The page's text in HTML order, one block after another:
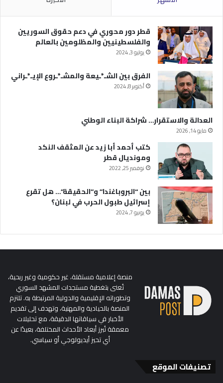
قطر دور محوري في دعم حقوق السوريين
والفلسطينيين والمظلومين بالعالم
يوليو 3, 2024
الفرق بين الشـ*ـيعة والمشـ*ـروع الإيـ*ـراني
أكتوبر 8, 2024
العدالة والاستقرار… شراكة البناء الوطني
مايو 14, 2026
كتب أحمد أبا زيد عن المثقف النكد
ومونديال قطر
نوفمبر 25, 2022
بين “البروباغندا” و”الحقيقة”… هل تقرع
إسرائيل طبول الحرب في لبنان؟
يونيو 7, 2024
منصة إعلامية مستقلة، غير حكومية وغير ربحية،
تُعنى بتغطية مستجدات المشهد السوري
وتطوراته الإقليمية والدولية المرتبطة به. تلتزم
المنصة بالحيادية والمهنية، وتهدف إلى تقديم
الأخبار في سياقاتها الدقيقة، مع تحليلات
معمقة تُبرز أبعاد الأحداث المختلفة، بعيدًا عن
أي تحيز أيديولوجي أو سياسي.
تصنيفات الموقع